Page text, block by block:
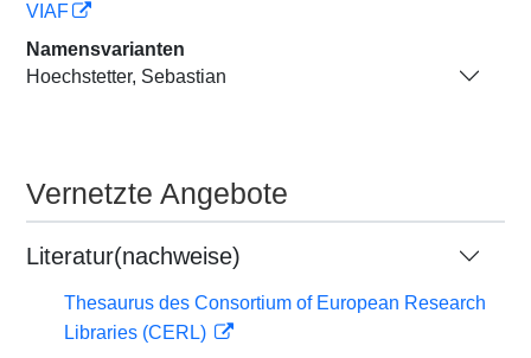
VIAF
Namensvarianten
Hoechstetter, Sebastian
Vernetzte Angebote
Literatur(nachweise)
Thesaurus des Consortium of European Research
Libraries (CERL)